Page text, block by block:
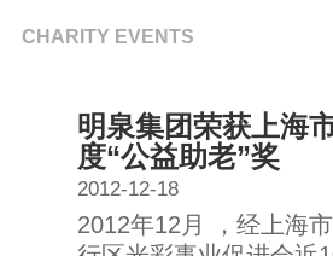
CHARITY EVENTS
明泉集团荣获上海
度“公益助老”奖
2012-12-18
2012年12月 ，经上海